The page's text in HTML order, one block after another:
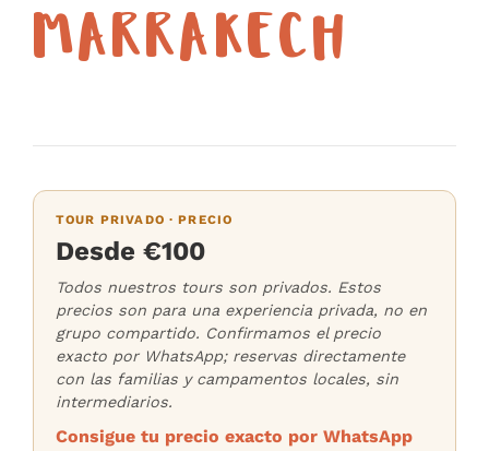
MARRAKECH
TOUR PRIVADO · PRECIO
Desde €100
Todos nuestros tours son privados. Estos
precios son para una experiencia privada, no en
grupo compartido. Confirmamos el precio
exacto por WhatsApp; reservas directamente
con las familias y campamentos locales, sin
intermediarios.
Consigue tu precio exacto por WhatsApp